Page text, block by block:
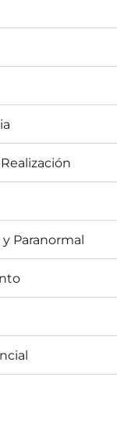
Paranormal